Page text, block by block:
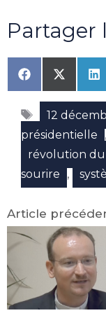
Partager
Share
on
Facebook
Share
on
X
Étiquettes
12
présidentielle
,
révolution du
sourire
,
Article